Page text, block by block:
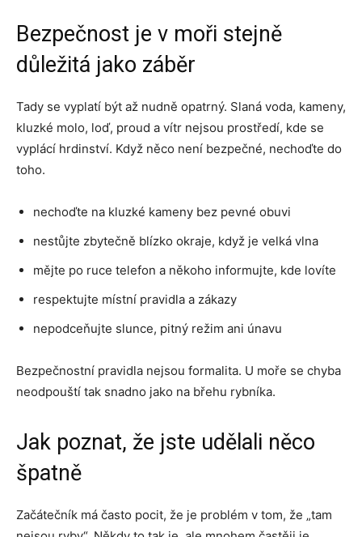
Bezpečnost je v moři stejně
důležitá jako záběr
Tady se vyplatí být až nudně opatrný. Slaná voda, kameny,
kluzké molo, loď, proud a vítr nejsou prostředí, kde se
vyplácí hrdinství. Když něco není bezpečné, nechoďte do
toho.
nechoďte na kluzké kameny bez pevné obuvi
nestůjte zbytečně blízko okraje, když je velká vlna
mějte po ruce telefon a někoho informujte, kde lovíte
respektujte místní pravidla a zákazy
nepodceňujte slunce, pitný režim ani únavu
Bezpečnostní pravidla nejsou formalita. U moře se chyba
neodpouští tak snadno jako na břehu rybníka.
Jak poznat, že jste udělali něco
špatně
Začátečník má často pocit, že je problém v tom, že „tam